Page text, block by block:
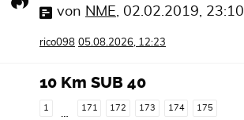
von NME 02.02.2019, 23:10
rico098 05.08.2026, 12:23
10 Km SUB 40
1
…
171 172 173 174 175